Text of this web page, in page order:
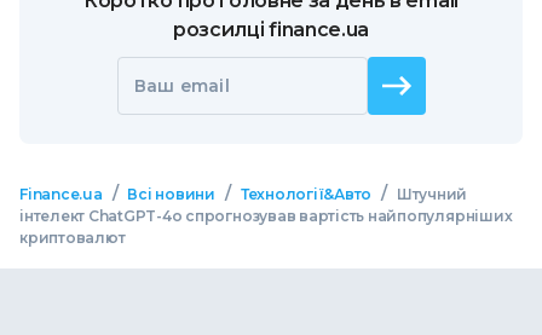
розсилці finance.ua
Ваш email
Finance.ua / Всі новини / Технології&Авто /
Штучний
інтелект ChatGPT-4o спрогнозував вартість найпопулярніших
криптовалют